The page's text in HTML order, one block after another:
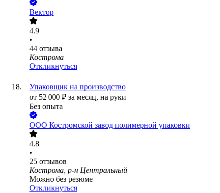
Вектор
4.9
•
44 отзыва
Кострома
Откликнуться
Упаковщик на производство
от 52 000 ₽ за месяц, на руки
Без опыта
ООО Костромской завод полимерной упаковки
4.8
•
25 отзывов
Кострома, р-н Центральный
Можно без резюме
Откликнуться